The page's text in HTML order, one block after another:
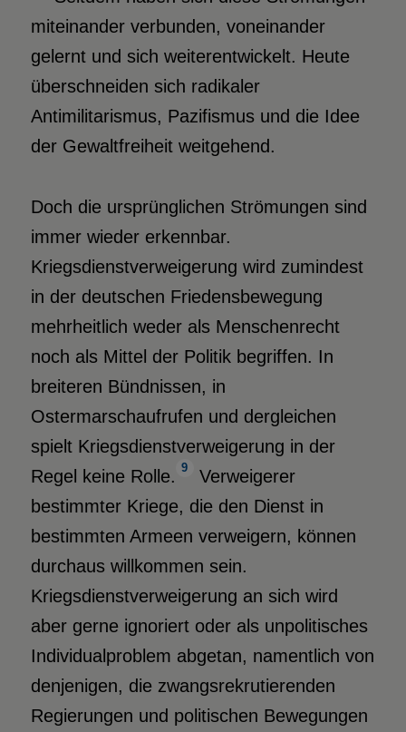
miteinander verbunden, voneinander
gelernt und sich weiterentwickelt. Heute
überschneiden sich radikaler
Antimilitarismus, Pazifismus und die Idee
der Gewaltfreiheit weitgehend.
Doch die ursprünglichen Strömungen sind
immer wieder erkennbar.
Kriegsdienstverweigerung wird zumindest
in der deutschen Friedensbewegung
mehrheitlich weder als Menschenrecht
noch als Mittel der Politik begriffen. In
breiteren Bündnissen, in
Ostermarschaufrufen und dergleichen
spielt Kriegsdienstverweigerung in der
Regel keine Rolle. 9
Verweigerer
bestimmter Kriege, die den Dienst in
bestimmten Armeen verweigern, können
durchaus willkommen sein.
Kriegsdienstverweigerung an sich wird
aber gerne ignoriert oder als unpolitisches
Individualproblem abgetan, namentlich von
denjenigen, die zwangsrekrutierenden
Regierungen und politischen Bewegungen